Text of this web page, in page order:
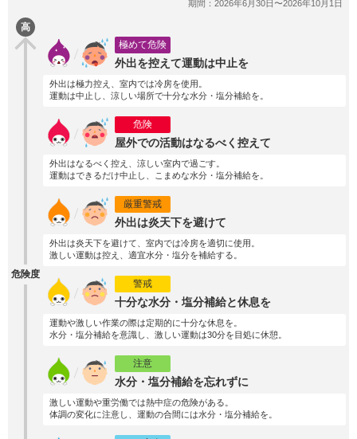
高
危険度
極めて危険
外出を控えて運動は中止を
外出は極力控え、室内では冷房を使用。
運動は中止し、涼しい場所で十分な水分・塩分補給を。
危険
屋外での活動はなるべく控えて
外出はなるべく控え、涼しい室内で過ごす。
運動はできるだけ中止し、こまめな水分・塩分補給を。
厳重警戒
外出は炎天下を避けて
外出は炎天下を避けて、室内では冷房を適切に使用。
激しい運動は控え、適宜水分・塩分を補給する。
警戒
十分な水分・塩分補給と休息を
運動や激しい作業の際は定期的に十分な休息を。
水分・塩分補給を意識し、激しい運動は30分を目処に休憩。
注意
水分・塩分補給を忘れずに
激しい運動や重労働では熱中症の危険がある。
体調の変化に注意し、運動の合間には水分・塩分補給を。